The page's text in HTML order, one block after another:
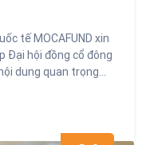
tế MOCAFUND xin
Đại hội đồng cổ đông
dung quan trọng